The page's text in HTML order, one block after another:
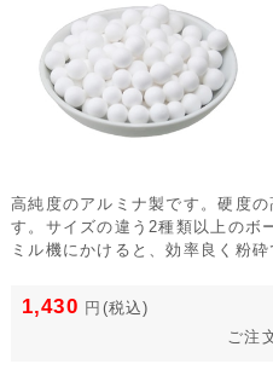
高純度のアルミナ製です。硬度
す。サイズの違う2種類以上のボ
ミル機にかけると、効率良く粉砕
1,430 円 (税込)
ご注